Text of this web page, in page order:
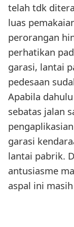
telah tdk
luas
perorangan
perhatikan
garasi, lantai
pedesaan
Apabila
sebatas jalan
garasi
lantai pabrik.
antusiasme
aspal ini